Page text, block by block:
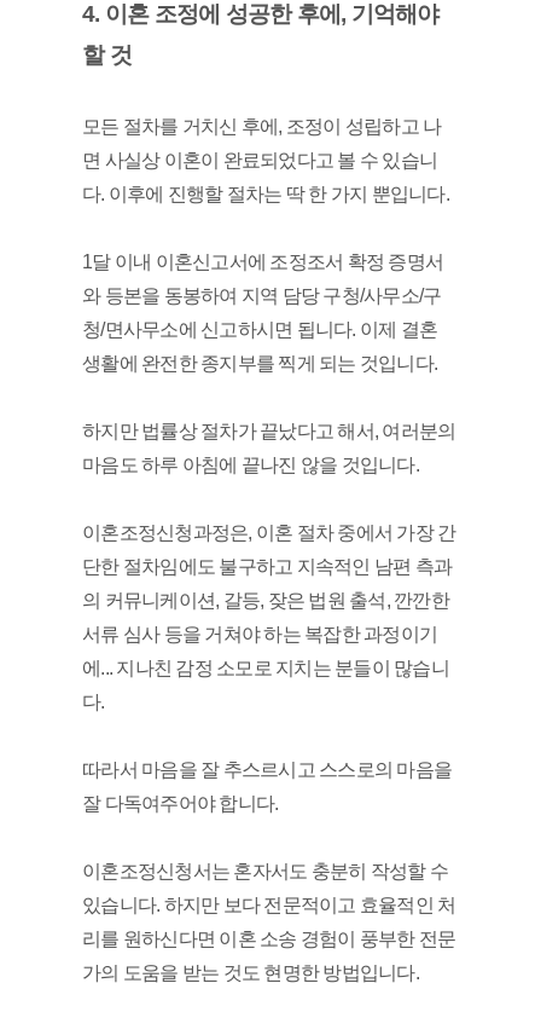
4. 이혼 조정에 성공한 후에, 기억해야
할 것
모든 절차를 거치신 후에, 조정이 성립하고 나
면 사실상 이혼이 완료되었다고 볼 수 있습니
다. 이후에 진행할 절차는 딱 한 가지 뿐입니다.
1달 이내 이혼신고서에 조정조서 확정 증명서
와 등본을 동봉하여 지역 담당 구청/사무소/구
청/면사무소에 신고하시면 됩니다. 이제 결혼
생활에 완전한 종지부를 찍게 되는 것입니다.
하지만 법률상 절차가 끝났다고 해서, 여러분의
마음도 하루 아침에 끝나진 않을 것입니다.
이혼조정신청과정은, 이혼 절차 중에서 가장 간
단한 절차임에도 불구하고 지속적인 남편 측과
의 커뮤니케이션, 갈등, 잦은 법원 출석, 깐깐한
서류 심사 등을 거쳐야 하는 복잡한 과정이기
에... 지나친 감정 소모로 지치는 분들이 많습니
다.
따라서 마음을 잘 추스르시고 스스로의 마음을
잘 다독여주어야 합니다.
이혼조정신청서는 혼자서도 충분히 작성할 수
있습니다. 하지만 보다 전문적이고 효율적인 처
리를 원하신다면 이혼 소송 경험이 풍부한 전문
가의 도움을 받는 것도 현명한 방법입니다.